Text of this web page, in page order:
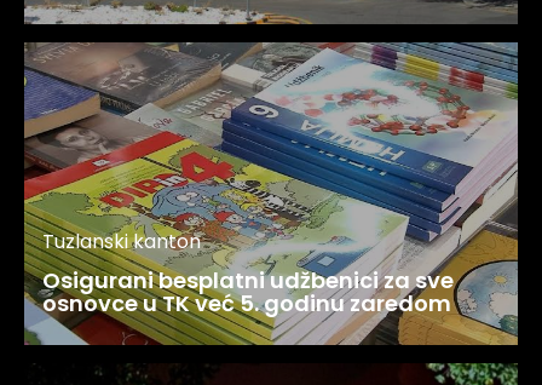
Tuzlanski kanton
Osigurani besplatni udžbenici za sve
osnovce u TK već 5. godinu zaredom